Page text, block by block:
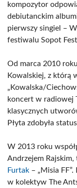
kompozytor
debiutanckim
pierwszy singiel –
festiwalu Sopot
Od marca 2010
Kowalskiej, z którą
„Kowalska/
koncert w radiowej
klasycznych
Płyta zdobyła
W 2013 roku
Andrzejem
Furtak – „Misia
w kolektyw The